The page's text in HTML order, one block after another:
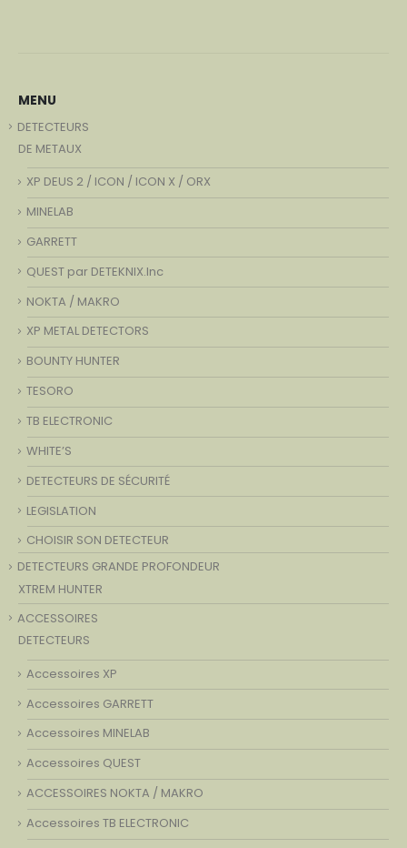
MENU
DETECTEURS
DE METAUX
XP DEUS 2 / ICON / ICON X / ORX
MINELAB
GARRETT
QUEST par DETEKNIX.Inc
NOKTA / MAKRO
XP METAL DETECTORS
BOUNTY HUNTER
TESORO
TB ELECTRONIC
WHITE’S
DETECTEURS DE SÉCURITÉ
LEGISLATION
CHOISIR SON DETECTEUR
DETECTEURS GRANDE PROFONDEUR
XTREM HUNTER
ACCESSOIRES
DETECTEURS
Accessoires XP
Accessoires GARRETT
Accessoires MINELAB
Accessoires QUEST
ACCESSOIRES NOKTA / MAKRO
Accessoires TB ELECTRONIC